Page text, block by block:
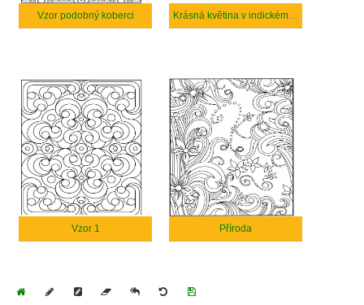
Vzor podobný koberci Krásná květina v indickém stylu
Vzor 1 Příroda